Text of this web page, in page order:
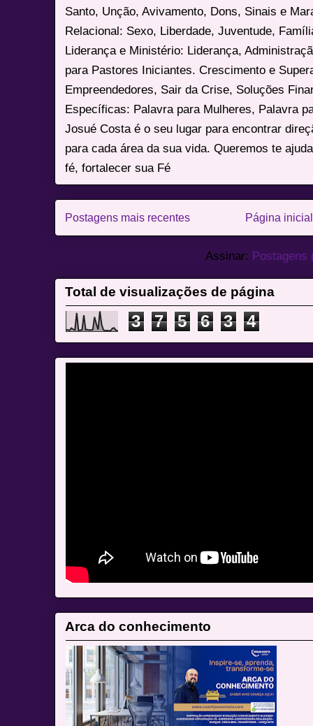
Santo, Unção, Avivamento, Dons, Sinais e
Relacional: Sexo, Liberdade, Juventude,
Liderança e Ministério: Liderança,
para Pastores Iniciantes. Crescimento e
Empreendedores, Sair da Crise, Soluções
Específicas: Palavra para Mulheres, Palavra
Josué Costa é o seu lugar para encontrar
para cada área da sua vida. Queremos te
fé, fortalecer sua Fé
Postagens mais recentes Página inicial
Assinar: Postagens
Total de visualizações de página
3 7 5 6 3 4
Arca do conhecimento